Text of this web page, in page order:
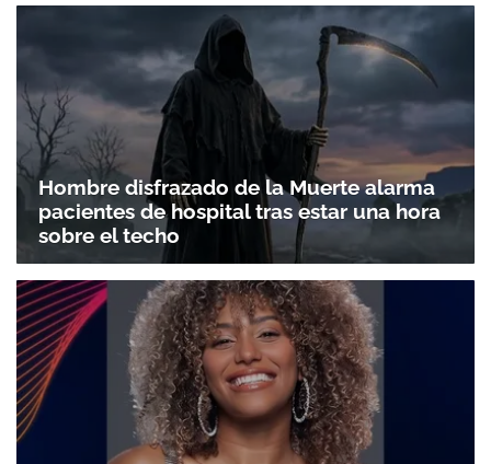
Hombre disfrazado de la Muerte alarma
pacientes de hospital tras estar una hora
sobre el techo